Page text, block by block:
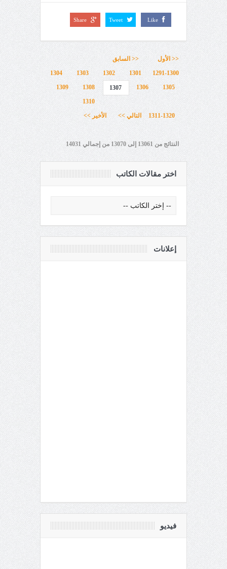
Like
Tweet
Share
<< الأول
<< السابق
1291-1300
1301
1302
1303
1304
1305
1306
1307
1308
1309
1310
1311-1320
التالي >> الأخير >>
النتائج من 13061 إلى 13070 من إجمالي 14031
اختر مقالات الكاتب
إعلانات
فيديو